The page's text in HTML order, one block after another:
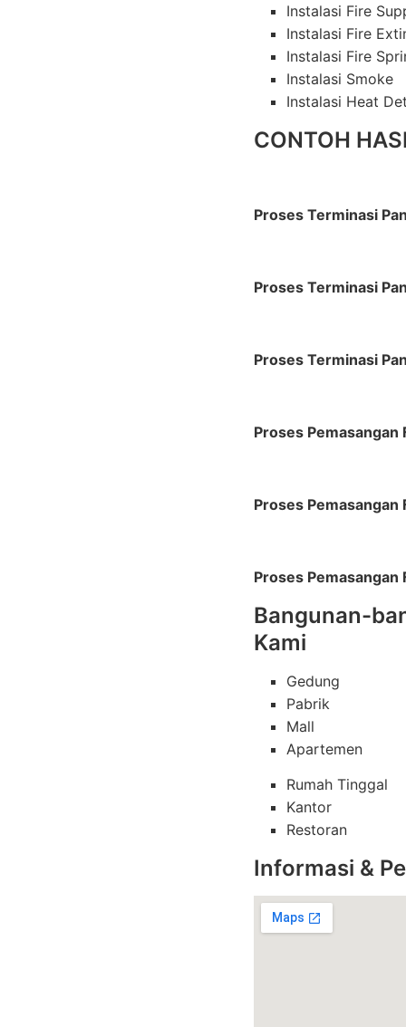
Instalasi Fire
Instalasi Fire
Instalasi Fire
Instalasi Smoke
Instalasi Heat
CONTOH
Proses Terminasi
Proses Terminasi
Proses Terminasi
Proses Pemasangan
Proses Pemasangan
Proses Pemasangan
Bangunan-
Kami
Gedung
Pabrik
Mall
Apartemen
Rumah Tinggal
Kantor
Restoran
Informasi &